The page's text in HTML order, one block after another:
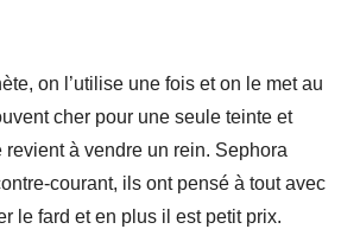
on l’utilise une fois et on le met au
cher pour une seule teinte et
revient à vendre un rein. Sephora
courant, ils ont pensé à tout avec
le fard et en plus il est petit prix.